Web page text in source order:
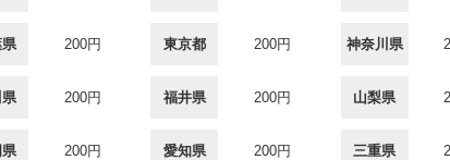
200円 東京都 200円 神奈川県
200円 福井県 200円 山梨県
200円 愛知県 200円 三重県